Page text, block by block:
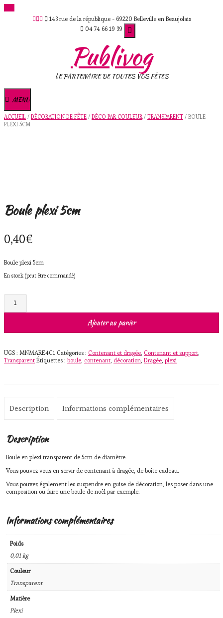
143 rue de la république - 69220 Belleville en Beaujolais
04 74 66 19 39
Publivog
LE PARTENAIRE DE TOUTES VOS FÊTES
MENU
ACCUEIL / DÉCORATION DE FÊTE / DÉCO PAR COULEUR / TRANSPARENT / BOULE
PLEXI 5CM
Boule plexi 5cm
0,40€
Boule plexi 5cm
En stock (peut être commandé)
Boule
Ajouter au panier
UGS : MNMARE4C1 Catégories : Contenant et dragée Contenant et support
Transparent Étiquettes : boule contenant décoration Dragée plexi
Description Informations complémentaires
Description
Boule en plexi transparent de 5cm de diamètre.
Vous pouvez vous en servir de contenant à dragée, de boîte cadeau.
Vous pouvez également les suspendre en guise de décoration, les poser dans une
composition ou faire une boule de noël par exemple.
Informations complémentaires
Poids
0,01 kg
Couleur
Transparent
Matière
Plexi